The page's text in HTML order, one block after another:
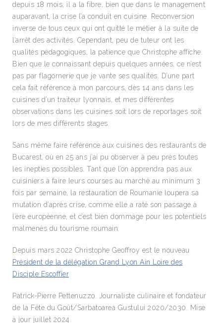
depuis 18 mois, il a la fibre, bien que dans le management
auparavant, la crise l’a conduit en cuisine. Reconversion
inverse de tous ceux qui ont quitté le métier à la suite de
l’arrêt des activités. Cependant, peu de tuteur ont les
qualités pédagogiques, la patience que Christophe affiche.
Bien que le connaissant depuis quelques années, ce n’est
pas par flagornerie que je vante ses qualités. D’une part
cela fait référence à mon parcours, dès 14 ans dans les
cuisines d’un traiteur lyonnais, et mes différentes
observations dans les cuisines soit lors de reportages soit
lors de mes différents stages.
Sans même faire référence aux cuisines des restaurants de
Bucarest, où en 25 ans j’ai pu observer à peu près toutes
les inepties possibles. Tant que l’on apprendra pas aux
cuisiniers à faire leurs courses au marché au minimum 3
fois par semaine, la restauration de Roumanie loupera sa
mutation d’après crise, comme elle a raté son passage à
l’ère européenne, et c’est bien dommage pour les potentiels
malmenés du tourisme roumain.
Depuis mars 2022 Christophe Geoffroy est le nouveau
Président de la délégation Grand Lyon Ain Loire des
Disciple Escoffier
Patrick-Pierre Pettenuzzo. Journaliste culinaire et fondateur
de la Fête du Goût/Sarbatoarea Gustului 2020/2030. Mise
à jour juillet 2024.